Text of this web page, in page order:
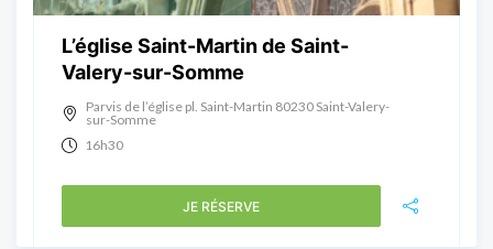
L’église Saint-Martin de Saint-
Valery-sur-Somme
Parvis de l’église pl. Saint-Martin 80230 Saint-Valery-
sur-Somme
16h30
JE RÉSERVE